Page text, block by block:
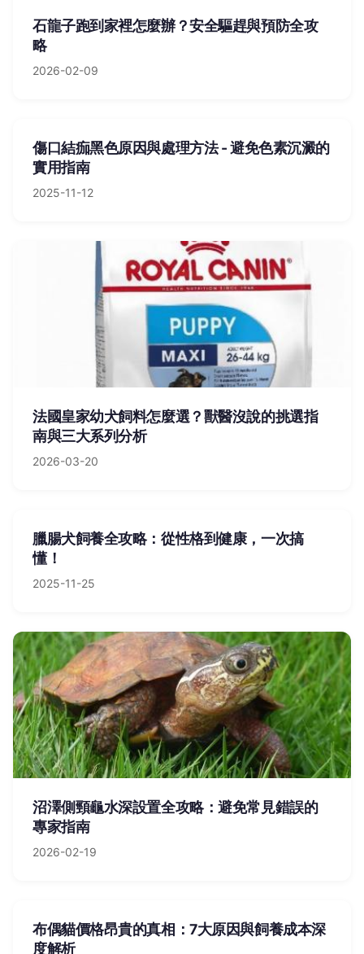
石龍子跑到家裡怎麼辦？安全驅趕與預防全攻
略
2026-02-09
傷口結痂黑色原因與處理方法 - 避免色素沉澱的
實用指南
2025-11-12
法國皇家幼犬飼料怎麼選？獸醫沒說的挑選指
南與三大系列分析
2026-03-20
臘腸犬飼養全攻略：從性格到健康，一次搞
懂！
2025-11-25
沼澤側頸龜水深設置全攻略：避免常見錯誤的
專家指南
2026-02-19
布偶貓價格昂貴的真相：7大原因與飼養成本深
度解析